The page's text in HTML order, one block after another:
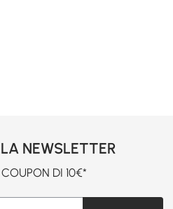
NEWSLETTER
DI 10€*